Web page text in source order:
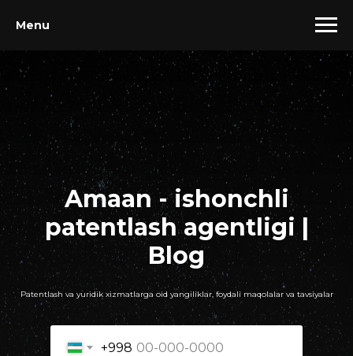
Menu
Amaan - ishonchli
patentlash agentligi |
Blog
Patentlash va yuridik xizmatlarga oid yangiliklar, foydali maqolalar va tavsiyalar
+998